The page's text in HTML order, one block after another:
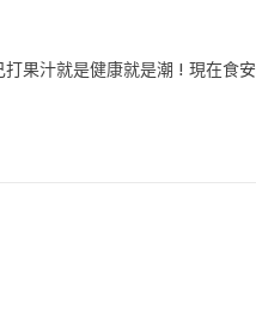
果汁就是健康就是潮 ! 現在食